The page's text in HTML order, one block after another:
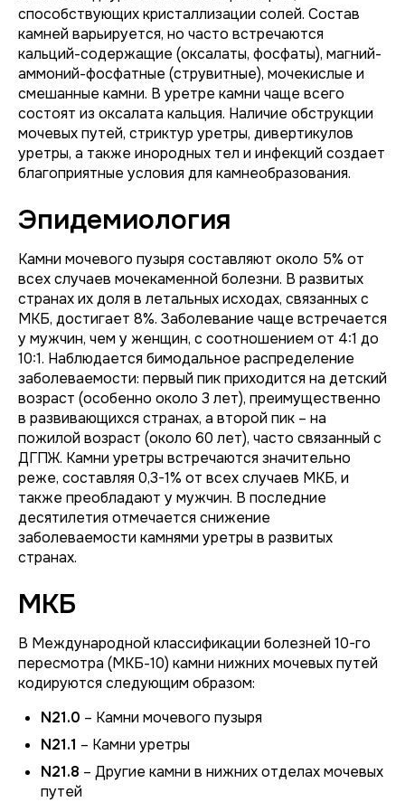
способствующих кристаллизации солей. Состав
камней варьируется, но часто встречаются
кальций-содержащие (оксалаты, фосфаты), магний-
аммоний-фосфатные (струвитные), мочекислые и
смешанные камни. В уретре камни чаще всего
состоят из оксалата кальция. Наличие обструкции
мочевых путей, стриктур уретры, дивертикулов
уретры, а также инородных тел и инфекций создает
благоприятные условия для камнеобразования.
Эпидемиология
Камни мочевого пузыря составляют около 5% от
всех случаев мочекаменной болезни. В развитых
странах их доля в летальных исходах, связанных с
МКБ, достигает 8%. Заболевание чаще встречается
у мужчин, чем у женщин, с соотношением от 4:1 до
10:1. Наблюдается бимодальное распределение
заболеваемости: первый пик приходится на детский
возраст (особенно около 3 лет), преимущественно
в развивающихся странах, а второй пик – на
пожилой возраст (около 60 лет), часто связанный с
ДГПЖ. Камни уретры встречаются значительно
реже, составляя 0,3-1% от всех случаев МКБ, и
также преобладают у мужчин. В последние
десятилетия отмечается снижение
заболеваемости камнями уретры в развитых
странах.
МКБ
В Международной классификации болезней 10-го
пересмотра (МКБ-10) камни нижних мочевых путей
кодируются следующим образом:
N21.0 – Камни мочевого пузыря
N21.1 – Камни уретры
N21.8 – Другие камни в нижних отделах мочевых
путей